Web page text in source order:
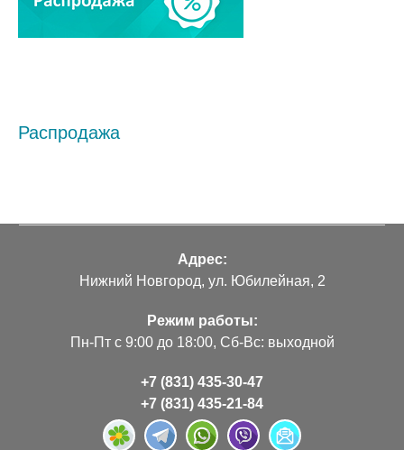
Распродажа
Адрес:
Нижний Новгород, ул. Юбилейная, 2
Режим работы:
Пн-Пт с 9:00 до 18:00, Сб-Вс: выходной
+7 (831) 435-30-47
+7 (831) 435-21-84